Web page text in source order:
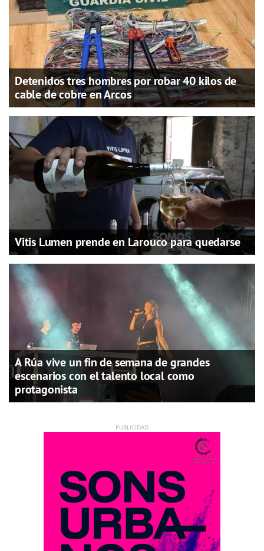
Detenidos tres hombres por robar 40 kilos de
cable de cobre en Arcos
Vitis Lumen prende en Larouco para quedarse
A Rúa vive un fin de semana de grandes
escenarios con el talento local como
protagonista